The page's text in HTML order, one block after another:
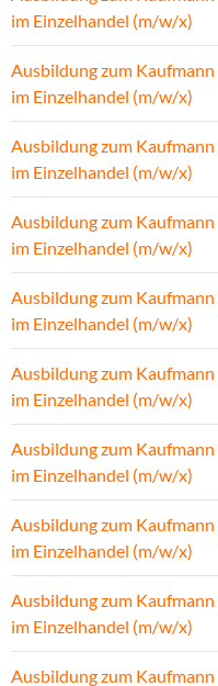
im Einzelhandel (m/w/x)
Ausbildung zum Kaufmann
im Einzelhandel (m/w/x)
Ausbildung zum Kaufmann
im Einzelhandel (m/w/x)
Ausbildung zum Kaufmann
im Einzelhandel (m/w/x)
Ausbildung zum Kaufmann
im Einzelhandel (m/w/x)
Ausbildung zum Kaufmann
im Einzelhandel (m/w/x)
Ausbildung zum Kaufmann
im Einzelhandel (m/w/x)
Ausbildung zum Kaufmann
im Einzelhandel (m/w/x)
Ausbildung zum Kaufmann
im Einzelhandel (m/w/x)
Ausbildung zum Kaufmann